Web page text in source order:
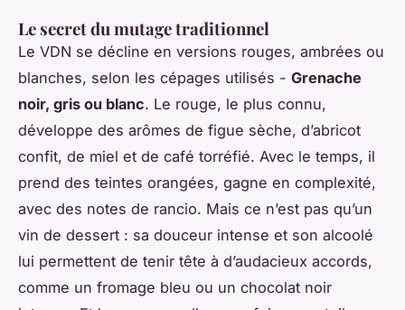
Le secret du mutage traditionnel
Le VDN se décline en versions rouges, ambrées ou
blanches, selon les cépages utilisés - Grenache
noir, gris ou blanc. Le rouge, le plus connu,
développe des arômes de figue sèche, d’abricot
confit, de miel et de café torréfié. Avec le temps, il
prend des teintes orangées, gagne en complexité,
avec des notes de rancio. Mais ce n’est pas qu’un
vin de dessert : sa douceur intense et son alcoolé
lui permettent de tenir tête à d’audacieux accords,
comme un fromage bleu ou un chocolat noir